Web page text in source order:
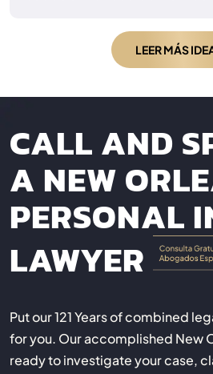
LEER MÁS
CALL AND
A NEW
PERSONAL
LAWYER
Put our 121 Years of combined
for you. Our accomplished New
ready to investigate your case,